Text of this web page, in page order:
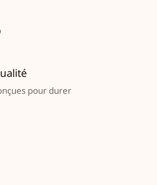
pour durer